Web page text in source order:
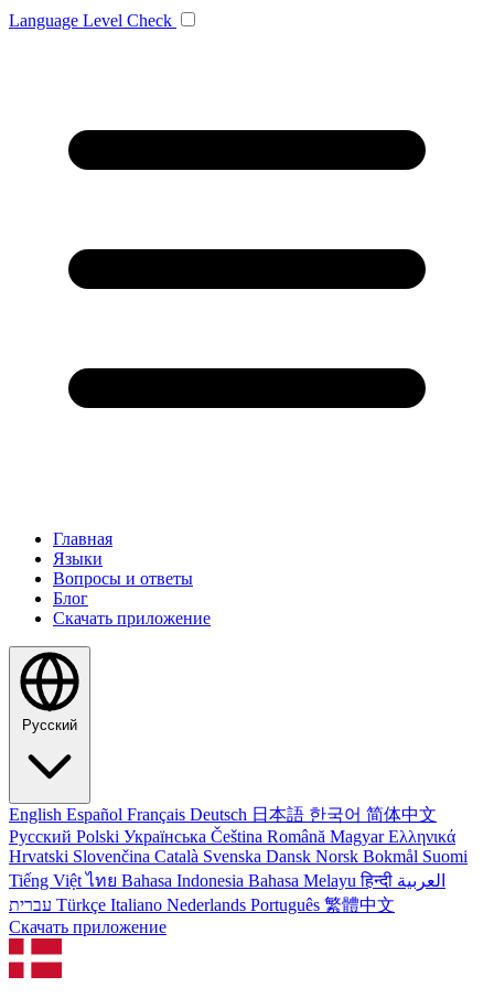
Language Level Check
Главная
Языки
Вопросы и ответы
Блог
Скачать приложение
Русский
English Español Français Deutsch 日本語 한국어 简体中文
Русский Polski Українська Čeština Română MagyarΕλληνικά
Hrvatski Slovenčina Català Svenska Dansk Norsk Bokmål Suomi
Tiếng Việtไทย Bahasa Indonesia Bahasa Melayuहिन्दी العربية
Türkçe Italiano Nederlands Português 繁體中文
Скачать приложение